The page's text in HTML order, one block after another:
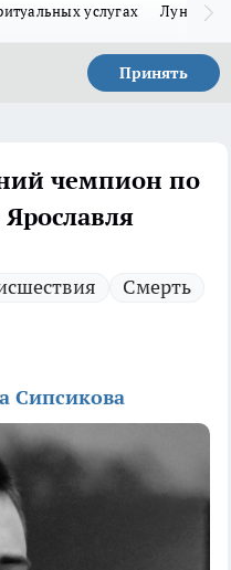
услугах Лунно-
Принять
чемпион по
Смерть
Сипсикова